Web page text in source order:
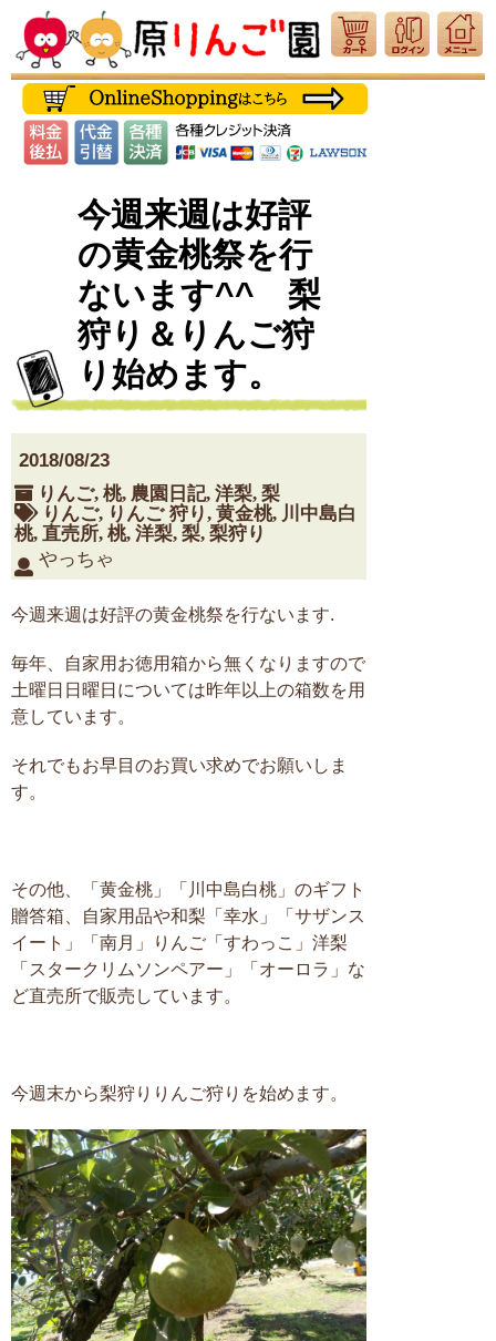
今週来週は好評
の黄金桃祭を行
ないます^^ 梨
狩り＆りんご狩
り始めます。
2018/08/23
りんご, 桃, 農園日記, 洋梨, 梨
りんご, りんご 狩り, 黄金桃, 川中島白
桃, 直売所, 桃, 洋梨, 梨, 梨狩り
やっちゃ
今週来週は好評の黄金桃祭を行ないます.
毎年、自家用お徳用箱から無くなりますので
土曜日日曜日については昨年以上の箱数を用
意しています。
それでもお早目のお買い求めでお願いしま
す。
その他、「黄金桃」「川中島白桃」のギフト
贈答箱、自家用品や和梨「幸水」「サザンス
イート」「南月」りんご「すわっこ」洋梨
「スタークリムソンペアー」「オーロラ」な
ど直売所で販売しています。
今週末から梨狩りりんご狩りを始めます。